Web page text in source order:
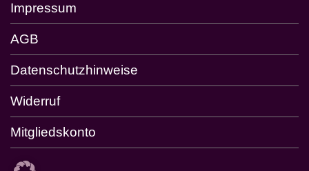
Impressum
AGB
Datenschutzhinweise
Widerruf
Mitgliedskonto